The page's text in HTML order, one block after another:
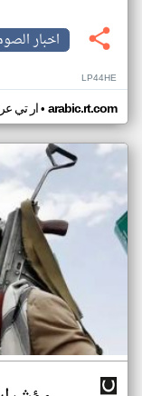
اخبار
LP44HE
ار تي• arabic.rt.com